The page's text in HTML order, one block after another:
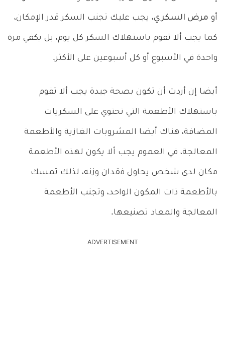
أو مرض السكري، يجب عليك تجنب السكر قدر الإمكان،
كما يجب ألا تقوم باستهلاك السكر كل يوم، بل يكفي مرة
واحدة في الأسبوع أو كل أسبوعين على الأكثر.
أيضا إن أردت أن تكون بصحة جيدة يجب ألا تقوم
باستهلاك الأطعمة التي تحتوي على السكريات
المضافة، هناك أيضا المشروبات الغازية والأطعمة
المعالجة، في العموم يجب ألا يكون لهذه الأطعمة
مكان لدى شخص يحاول فقدان وزنه، لذلك تمسك
بالأطعمة ذات المكون الواحد، وتجنب الأطعمة
المعالجة والمعاد تصنيعها.
ADVERTISEMENT